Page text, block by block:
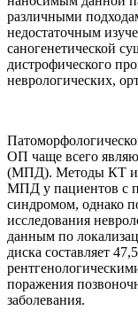
различными
недостаточным
саногенетической
дистрофического
неврологических,
ОП чаще всего
(МПД). Методы КТ и
МПД у пациентов с
синдромом, однако
исследования
данным по
диска составляет
поражения
заболевания.